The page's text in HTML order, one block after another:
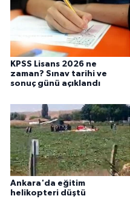
KPSS Lisans 2026 ne
zaman? Sınav tarihi ve
sonuç günü açıklandı
Ankara'da eğitim
helikopteri düştü